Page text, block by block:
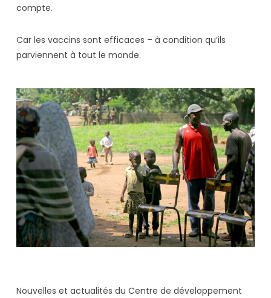
compte.
Car les vaccins sont efficaces – à condition qu’ils
parviennent à tout le monde.
Nouvelles et actualités du Centre de développement